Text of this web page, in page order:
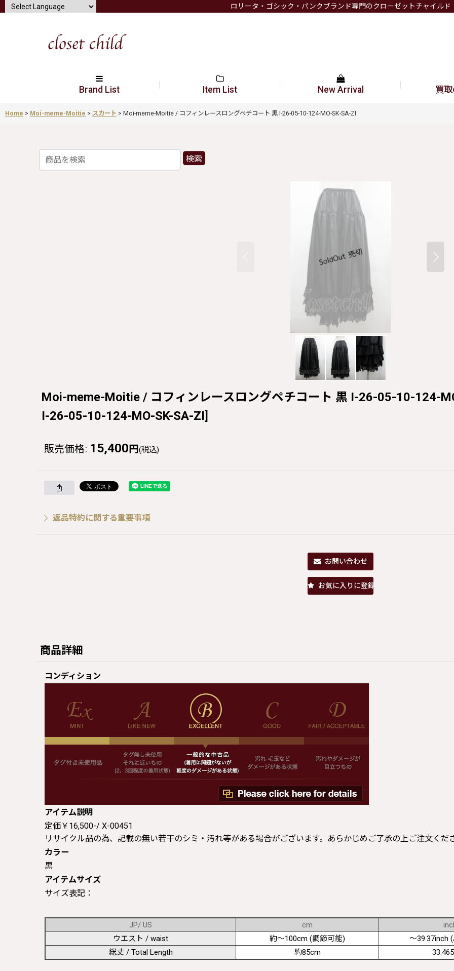
ロリータ・ゴシック・パンクブランド専門のクローゼットチャイルド
Brand List Item List New Arrival 買
Home > Moi-meme-Moitie > スカート > Moi-meme-Moitie / コフィンレースロングペチコート 黒 I-26-05-10-124-MO-SK-SA-ZI
検索
Moi-meme-Moitie / コフィンレースロングペチコート 黒 I-26-05-10-124-
I-26-05-10-124-MO-SK-SA-ZI]
販売価格: 15,400 円 (税込)
返品特約に関する重要事項
お問い合わせ
お気に入りに登録
商品詳細
コンディション
アイテム説明
定価￥16,500-/ X-00451
リサイクル品の為、記載の無い若干のシミ・汚れ等がある場合がございます。あらかじめご了承の上ご注文くだ
カラー
黒
アイテムサイズ
サイズ表記：
JP/ US cm
ウエスト / waist
約〜100cm (調節可能)
〜39.37inch
総丈 / Total Length
約85cm